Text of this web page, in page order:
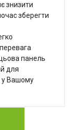
знизити
зберегти
панель
для
у Вашому